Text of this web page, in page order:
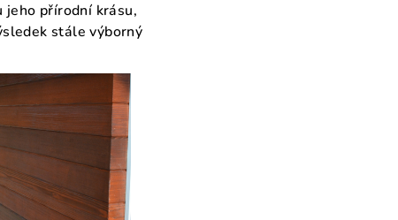
jeho přírodní krásu,
stále výborný